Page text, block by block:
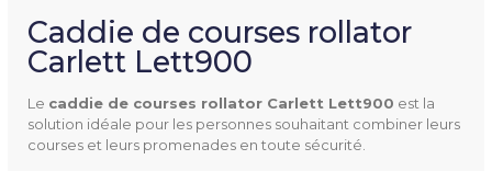
Caddie de courses rollator
Carlett Lett900
Le caddie de courses rollator Carlett Lett900 est la
solution idéale pour les personnes souhaitant combiner leurs
courses et leurs promenades en toute sécurité.
Référence LETT900P-S3